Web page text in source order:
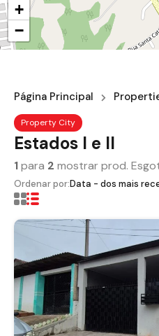
+
−
Página Principal
Property City
Estados I e II
1para 2 mostrar prod.
Ordenar por:Data - dos mais